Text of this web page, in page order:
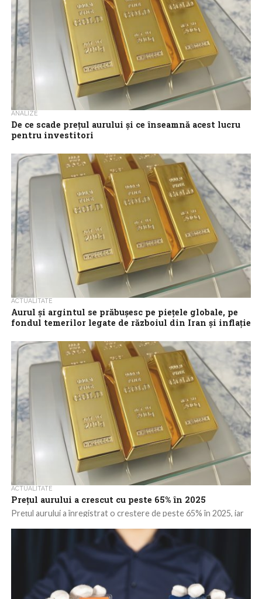
ANALIZE
De ce scade prețul aurului și ce înseamnă acest lucru
pentru investitori
aurului a înregistrat o scădere, în ciuda rolului său tradițional de
activ de refugiu...
ACTUALITATE
Aurul şi argintul se prăbuşesc pe pieţele globale, pe
fondul temerilor legate de războiul din Iran şi inflaţie
aproximativ 5%, respectiv 10%, într-un val amplu de vânzări care
a afectat pieţele...
ACTUALITATE
Prețul aurului a crescut cu peste 65% în 2025
Prețul aurului a înregistrat o creștere de peste 65% în 2025, iar